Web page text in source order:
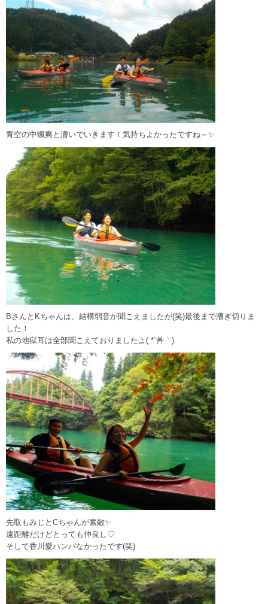
青空の中颯爽と漕いでいきます！気持ちよかったですね～✨
BさんとKちゃんは、結構弱音が聞こえましたが(笑)最後まで漕ぎ切りま
した！
私の地獄耳は全部聞こえておりましたよ( *´艸｀)
先取もみじとCちゃんが素敵✨
遠距離だけどとっても仲良し♡
そして香川愛ハンパなかったです(笑)